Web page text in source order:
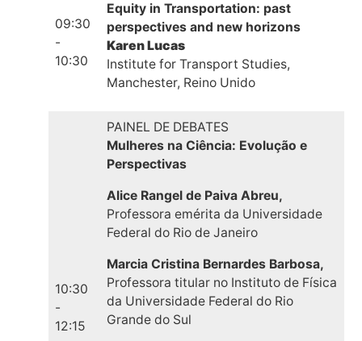
09:30
-
10:30
Equity in Transportation: past
perspectives and new horizons
Karen Lucas
Institute for Transport Studies,
Manchester, Reino Unido
10:30
-
12:15
PAINEL DE DEBATES
Mulheres na Ciência: Evolução e
Perspectivas
Alice Rangel de Paiva Abreu,
Professora emérita da Universidade
Federal do Rio de Janeiro
Marcia Cristina Bernardes Barbosa,
Professora titular no Instituto de Física
da Universidade Federal do Rio
Grande do Sul